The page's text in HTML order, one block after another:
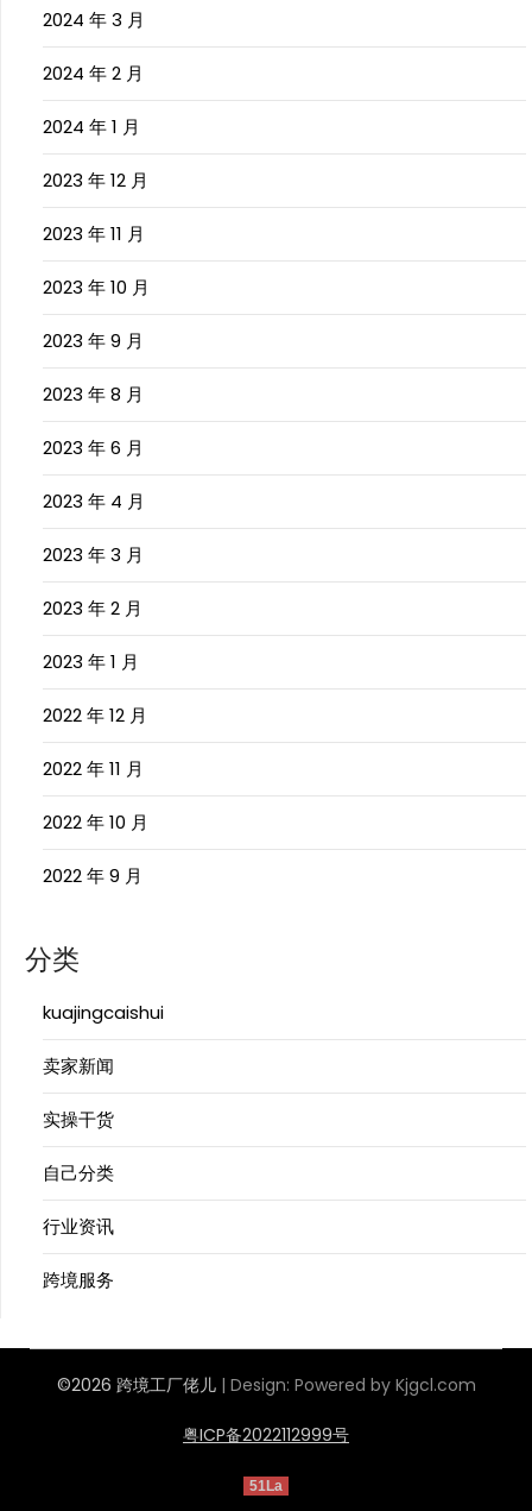
2024 年 3 月
2024 年 2 月
2024 年 1 月
2023 年 12 月
2023 年 11 月
2023 年 10 月
2023 年 9 月
2023 年 8 月
2023 年 6 月
2023 年 4 月
2023 年 3 月
2023 年 2 月
2023 年 1 月
2022 年 12 月
2022 年 11 月
2022 年 10 月
2022 年 9 月
分类
kuajingcaishui
卖家新闻
实操干货
自己分类
行业资讯
跨境服务
©2026 跨境工厂佬儿 | Design: Powered by Kjgcl.com
粤ICP备2022112999号
51La